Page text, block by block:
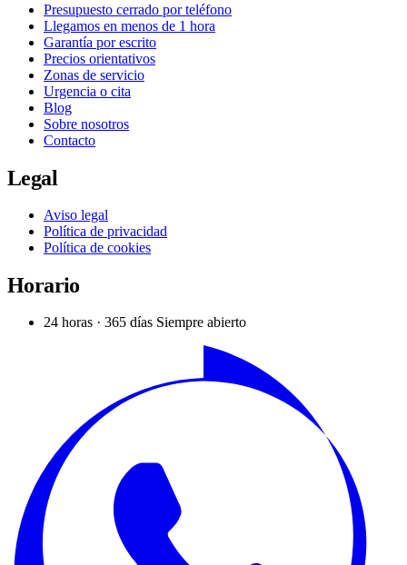
Presupuesto cerrado por teléfono
Llegamos en menos de 1 hora
Garantía por escrito
Precios orientativos
Zonas de servicio
Urgencia o cita
Blog
Sobre nosotros
Contacto
Legal
Aviso legal
Política de privacidad
Política de cookies
Horario
24 horas · 365 días Siempre abierto